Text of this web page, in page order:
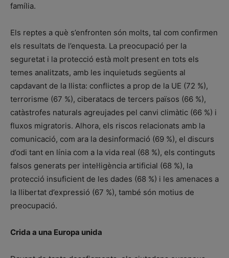
família.
Els reptes a què s’enfronten són molts, tal com confirmen
els resultats de l’enquesta. La preocupació per la
seguretat i la protecció està molt present en tots els
temes analitzats, amb les inquietuds següents al
capdavant de la llista: conflictes a prop de la UE (72 %),
terrorisme (67 %), ciberatacs de tercers països (66 %),
catàstrofes naturals agreujades pel canvi climàtic (66 %) i
fluxos migratoris. Alhora, els riscos relacionats amb la
comunicació, com ara la desinformació (69 %), el discurs
d’odi tant en línia com a la vida real (68 %), els continguts
falsos generats per intel·ligència artificial (68 %), la
protecció insuficient de les dades (68 %) i les amenaces a
la llibertat d’expressió (67 %), també són motius de
preocupació.
Crida a una Europa unida